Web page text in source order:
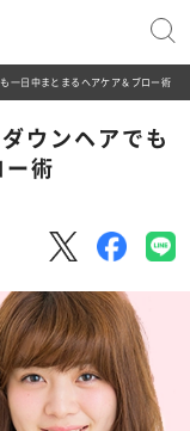
一日中まとまるヘアケア＆ブロー術
ウンヘアでも
術